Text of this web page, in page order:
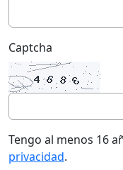
Captcha
Tengo al menos 16
privacidad.